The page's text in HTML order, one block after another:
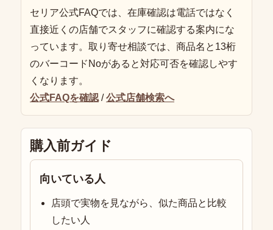
セリア公式FAQでは、在庫確認は電話ではなく
直接近くの店舗でスタッフに確認する案内にな
っています。取り寄せ相談では、商品名と13桁
のバーコードNoがあると対応可否を確認しやす
くなります。
公式FAQを確認 /公式店舗検索へ
購入前ガイド
向いている人
店頭で実物を見ながら、似た商品と比較
したい人